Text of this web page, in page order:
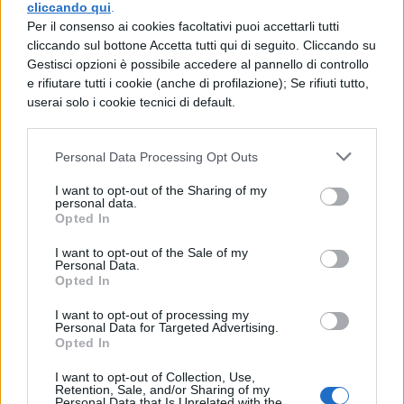
cliccando qui
Per il consenso ai cookies facoltativi puoi accettarli tutti
cliccando sul bottone Accetta tutti qui di seguito. Cliccando su
Gestisci opzioni è possibile accedere al pannello di controllo
e rifiutare tutti i cookie (anche di profilazione); Se rifiuti tutto,
userai solo i cookie tecnici di default.
Personal Data Processing Opt Outs
I want to opt-out of the Sharing of my
personal data.
Opted In
I want to opt-out of the Sale of my
Personal Data.
Opted In
I want to opt-out of processing my
Personal Data for Targeted Advertising.
Opted In
I want to opt-out of Collection, Use,
Retention, Sale, and/or Sharing of my
Aeroporto di Malpensa:
collegamenti
importante scalo internazionale del Nord
automobile, in autobus o in treno. Per
viceversa è operativo un servizio navetta
gratuito attivo 24 ore su 24 con una
frequenza di circa 7 minuti, dalle 06.00 alle
23.00 e di circa 30 minuti, dalle 23.00 alle
06.00. Se lo si vuole raggiungere in treno, è